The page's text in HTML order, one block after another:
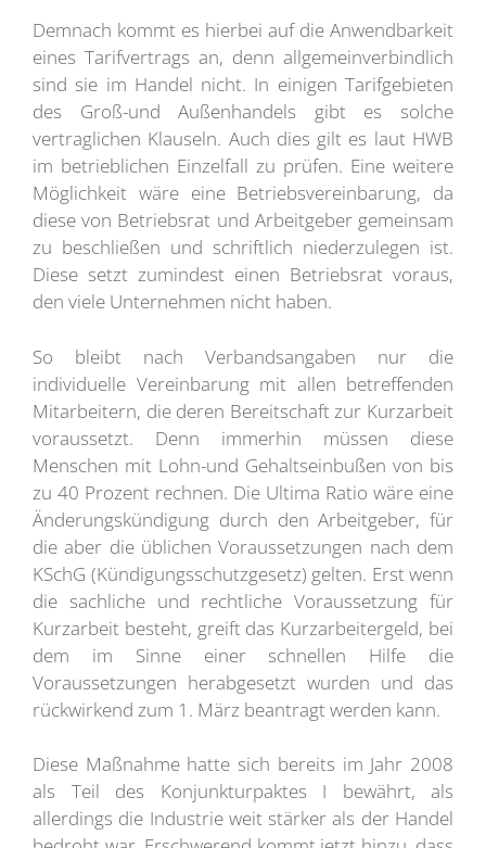
Demnach kommt es hierbei auf die Anwendbarkeit
eines Tarifvertrags an, denn allgemeinverbindlich
sind sie im Handel nicht. In einigen Tarifgebieten
des Groß-und Außenhandels gibt es solche
vertraglichen Klauseln. Auch dies gilt es laut HWB
im betrieblichen Einzelfall zu prüfen. Eine weitere
Möglichkeit wäre eine Betriebsvereinbarung, da
diese von Betriebsrat und Arbeitgeber gemeinsam
zu beschließen und schriftlich niederzulegen ist.
Diese setzt zumindest einen Betriebsrat voraus,
den viele Unternehmen nicht haben.
So bleibt nach Verbandsangaben nur die
individuelle Vereinbarung mit allen betreffenden
Mitarbeitern, die deren Bereitschaft zur Kurzarbeit
voraussetzt. Denn immerhin müssen diese
Menschen mit Lohn-und Gehaltseinbußen von bis
zu 40 Prozent rechnen. Die Ultima Ratio wäre eine
Änderungskündigung durch den Arbeitgeber, für
die aber die üblichen Voraussetzungen nach dem
KSchG (Kündigungsschutzgesetz) gelten. Erst wenn
die sachliche und rechtliche Voraussetzung für
Kurzarbeit besteht, greift das Kurzarbeitergeld, bei
dem im Sinne einer schnellen Hilfe die
Voraussetzungen herabgesetzt wurden und das
rückwirkend zum 1. März beantragt werden kann.
Diese Maßnahme hatte sich bereits im Jahr 2008
als Teil des Konjunkturpaktes I bewährt, als
allerdings die Industrie weit stärker als der Handel